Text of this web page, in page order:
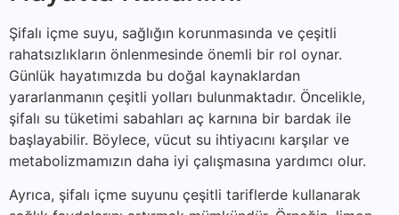
Şifalı içme suyu, sağlığın korunmasında ve çeşitli
rahatsızlıkların önlenmesinde önemli bir rol oynar.
Günlük hayatımızda bu doğal kaynaklardan
yararlanmanın çeşitli yolları bulunmaktadır. Öncelikle,
şifalı su tüketimi sabahları aç karnına bir bardak ile
başlayabilir. Böylece, vücut su ihtiyacını karşılar ve
metabolizmamızın daha iyi çalışmasına yardımcı olur.
Ayrıca, şifalı içme suyunu çeşitli tariflerde kullanarak